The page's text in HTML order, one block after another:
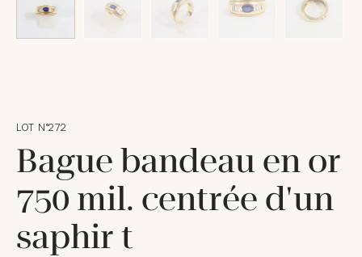
LOT N°272
Bague bandeau en or
750 mil. centrée d'un
saphir t